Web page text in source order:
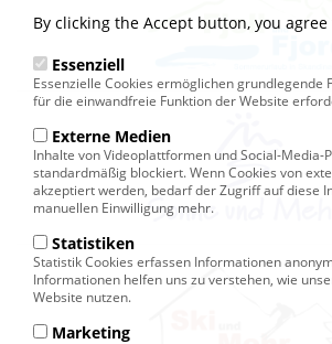
By clicking the Accept button, you
Essenziell
Essenzielle Cookies ermöglichen grundlegende
für die einwandfreie Funktion der Website
Externe Medien
Inhalte von Videoplattformen und Social-
standardmäßig blockiert. Wenn Cookies von
akzeptiert werden, bedarf der Zugriff auf diese
manuellen Einwilligung mehr.
Statistiken
Statistik Cookies erfassen Informationen
Informationen helfen uns zu verstehen, wie
Website nutzen.
Marketing